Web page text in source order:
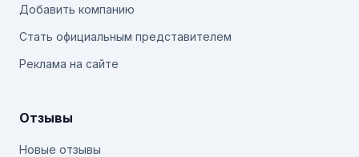
Добавить компанию
Стать официальным представителем
Реклама на сайте
Отзывы
Новые отзывы